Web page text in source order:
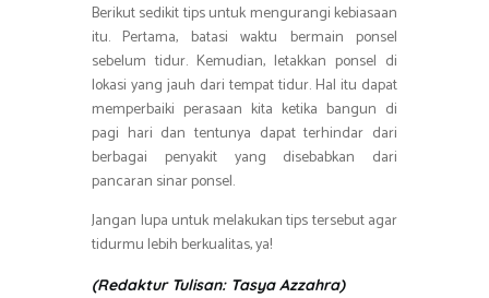
Berikut sedikit tips untuk mengurangi kebiasaan
itu. Pertama, batasi waktu bermain ponsel
sebelum tidur. Kemudian, letakkan ponsel di
lokasi yang jauh dari tempat tidur. Hal itu dapat
memperbaiki perasaan kita ketika bangun di
pagi hari dan tentunya dapat terhindar dari
berbagai penyakit yang disebabkan dari
pancaran sinar ponsel.
Jangan lupa untuk melakukan tips tersebut agar
tidurmu lebih berkualitas, ya!
(Redaktur Tulisan: Tasya Azzahra)